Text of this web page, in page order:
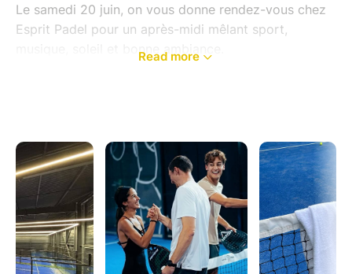
Le samedi 20 juin, on vous donne rendez-vous chez
Esprit Padel pour un après-midi mêlant sport,
musique, soleil et bonne ambiance.
MyFitRoutine x Esprit Padel
Samedi 20 juin
15h00 — 17h00
Au programme :
Read more